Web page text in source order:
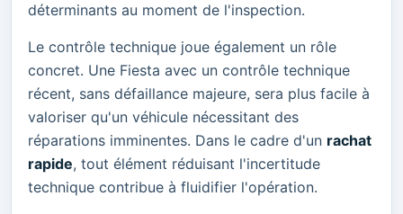
déterminants au moment de l'inspection.
Le contrôle technique joue également un rôle
concret. Une Fiesta avec un contrôle technique
récent, sans défaillance majeure, sera plus facile à
valoriser qu'un véhicule nécessitant des
réparations imminentes. Dans le cadre d'un rachat
rapide, tout élément réduisant l'incertitude
technique contribue à fluidifier l'opération.